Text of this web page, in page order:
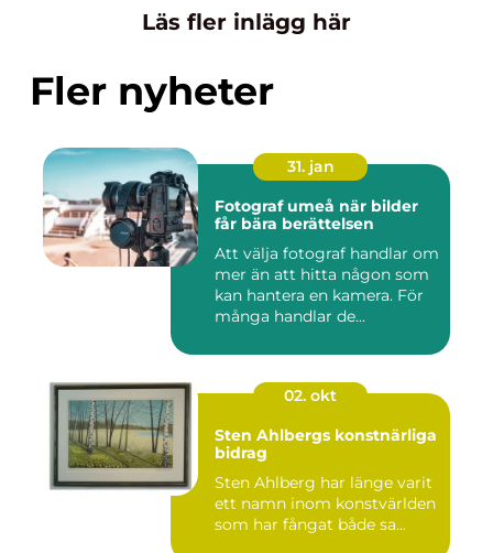
Läs fler inlägg här
Fler nyheter
31. jan
Fotograf umeå när bilder
får bära berättelsen
Att välja fotograf handlar om
mer än att hitta någon som
kan hantera en kamera. För
många handlar de...
02. okt
Sten Ahlbergs konstnärliga
bidrag
Sten Ahlberg har länge varit
ett namn inom konstvärlden
som har fångat både sa...